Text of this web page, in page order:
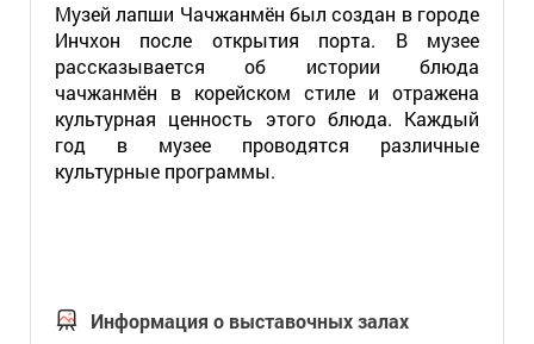
Музей лапши Чачжанмён был создан в городе
Инчхон после открытия порта. В музее
рассказывается об истории блюда
чачжанмён в корейском стиле и отражена
культурная ценность этого блюда. Каждый
год в музее проводятся различные
культурные программы.
Информация о выставочных залах